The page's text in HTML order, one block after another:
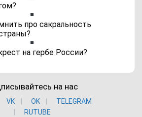
про сакральность
на гербе России?
на нас
VK ОK
TELEGRAM
RUTUBE